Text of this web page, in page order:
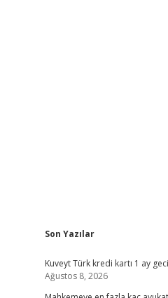
Sidebar
Son Yazılar
Kuveyt Türk kredi kartı 1 ay
Ağustos 8, 2026
betci